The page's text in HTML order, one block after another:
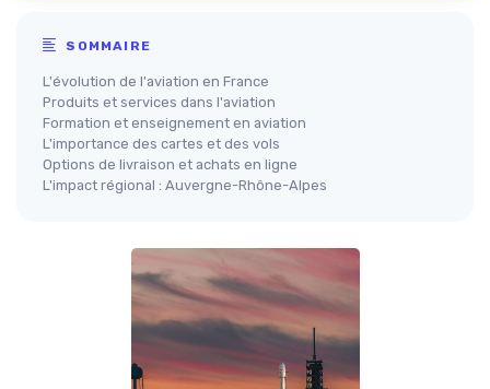
SOMMAIRE
L'évolution de l'aviation en France
Produits et services dans l'aviation
Formation et enseignement en aviation
L'importance des cartes et des vols
Options de livraison et achats en ligne
L'impact régional : Auvergne-Rhône-Alpes